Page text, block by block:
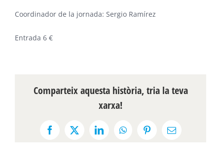
Coordinador de la jornada: Sergio Ramírez
Entrada 6 €
Comparteix aquesta història, tria la teva
xarxa!
Facebook
X LinkedInWhatsAppPinterestEmail: